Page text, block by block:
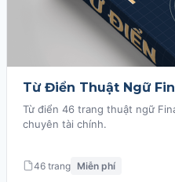
Từ Điển Thuật Ngữ
Từ điển 46 trang thuật ngữ
chuyên tài chính.
46 trang Miễn phí